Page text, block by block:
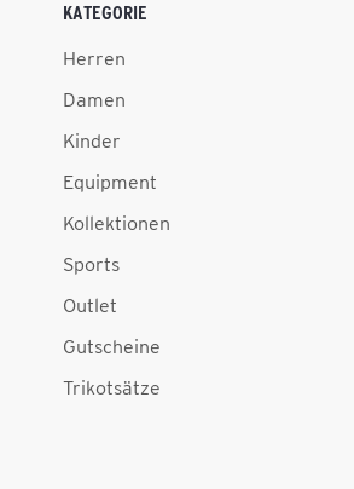
KATEGORIE
Herren
Damen
Kinder
Equipment
Kollektionen
Sports
Outlet
Gutscheine
Trikotsätze